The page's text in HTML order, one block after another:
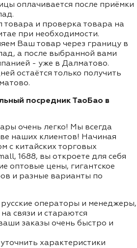
оплачивается после приёмки
товара и проверка товара на
при необходимости.
Ваш товар через границу в
а после выбранной вами
- уже в Далматово.
остаётся только получить
посредник ТаоБао в
очень легко! Мы всегда
наших клиентов! Начиная
с китайских торговых
1688, вы откроете для себя
оптовые цены, гигантское
и разные варианты по
операторы и менеджеры,
связи и стараются
заказы очень быстро и
характеристики